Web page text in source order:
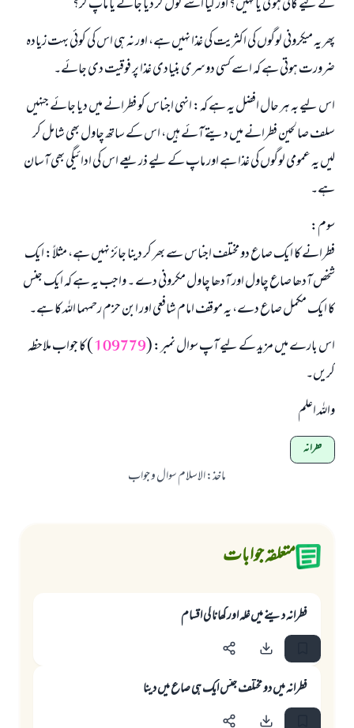
پھر یہ میکرونی لوگوں کی اکثریت کی غذا نہیں ہے، اور نہ ہی اس کی کوئی بہت زیادہ
ضرورت ہوتی ہے کہ اسے کسی دوسری بنیادی غذا پر فوقیت دی جائے۔
اس لیے بہ ہر حال افضل یہ ہے کہ: انہی اجناس کو فطرانے میں دیا جائے جنہیں
سلف صالحین فطرانے میں دیتے آئے ہیں، اس کے ساتھ چاول بھی شامل کر
لیں یہ عمومی لوگوں کی غذا ہے اور ماپ کے لیے ذریعے اس کی ادائیگی بھی آسان
ہے۔
سوم:
فطرانے کا ایک صاع دو مختلف اجناس سے بھر کر دینا جائز نہیں ہے، مثلاً: ایک
شخص آدھا صاع چاول اور آدھا چاول مکرونی دے ۔ واجب یہ ہے کہ ایک جنس
کا ایک مکمل صاع دے، یہ موقف امام شافعی اور ابن حزم رحمہما اللہ کا ہے۔
اس بارے میں مزید کے لیے آپ سوال نمبر: (109779) کا جواب ملاحظہ
کریں۔
واللہ اعلم
فطرانہ
ماخذ:الاسلام سوال و جواب
متعلقہ جوابات
فطرانہ دينے ميں غلہ اور كھانا كى اقسام
فطرانہ ميں دو مختلف جنس ايك ہى صاع ميں دينا